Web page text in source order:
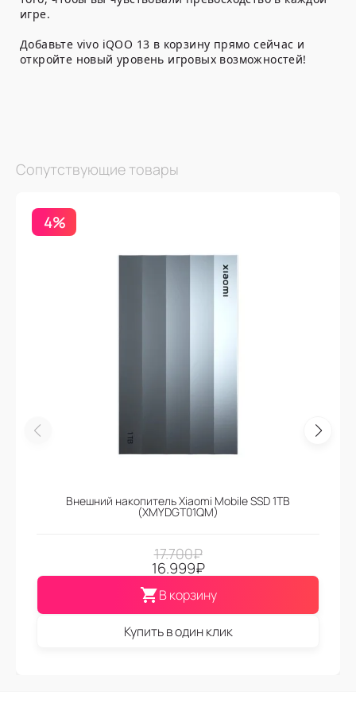
игре.
Добавьте vivo iQOO 13 в корзину прямо сейчас и
откройте новый уровень игровых возможностей!
Сопутствующие товары
4%
Внешний накопитель Xiaomi Mobile SSD 1TB
(XMYDGT01QM)
17.700₽
16.999₽
В корзину
Купить в один клик